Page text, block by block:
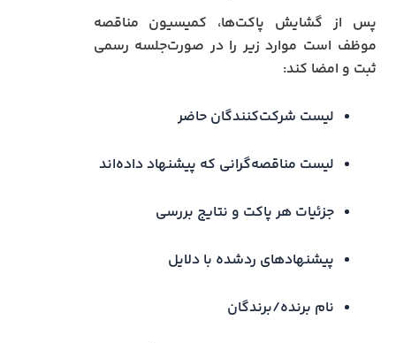
پس از گشایش پاکت‌ها، کمیسیون مناقصه
موظف است موارد زیر را در صورت‌جلسه رسمی
ثبت و امضا کند:
لیست شرکت‌کنندگان حاضر
لیست مناقصه‌گرانی که پیشنهاد داده‌اند
جزئیات هر پاکت و نتایج بررسی
پیشنهادهای ردشده با دلایل
نام برنده/برندگان